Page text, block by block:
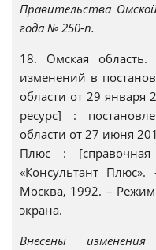
Правительства
года № 250-п.
18. Омская область.
изменений в
области от 29
ресурс] :
области от 27 июня
Плюс :
«Консультант
Москва, 1992. –
экрана.
Внесены